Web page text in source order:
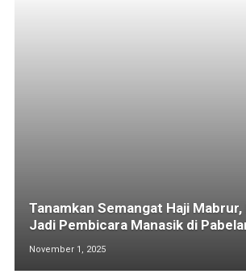
Tanamkan Semangat Haji Mabrur,
Jadi Pembicara Manasik di
November 1, 2025